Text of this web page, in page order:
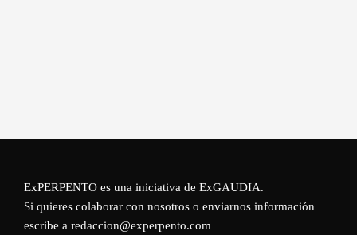
ExPERPENTO es una iniciativa de ExGAUDIA.
Si quieres colaborar con nosotros o enviarnos información
escribe a redaccion@experpento.com